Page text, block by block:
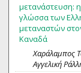
μετανάστευση: η
γλώσσα των
μεταναστών
Καναδά
Χαράλαμπος
Αγγελική